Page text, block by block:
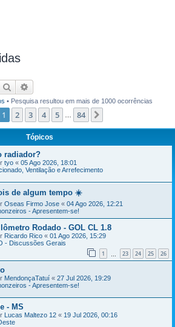
Pesquisar
• Pesquisa resultou em mais de 1000 ocorrências
de 84
1 2 3 4 5 84
Tópicos
radiador?
tyo « 05 Ago 2026, 18:01
Ventilação e Arrefecimento
de algum tempo ☀️
Oseas Firmo Jose « 04 Ago 2026, 12:21
- Apresentem-se!
Rodado - GOL CL 1.8
Ricardo Rico « 01 Ago 2026, 15:29
- Discussões Gerais
1 23 24 25 26
MendonçaTatuí « 27 Jul 2026, 19:29
- Apresentem-se!
- MS
Lucas Maltezo 12 « 19 Jul 2026, 00:16